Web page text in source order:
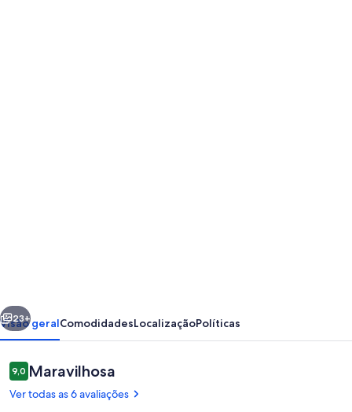
Próximo
23+
Visão geralComodidadesLocalizaçãoPolíticas
Avaliações
9,09,0 de 10
Maravilhosa
Ver todas as 6 avaliações